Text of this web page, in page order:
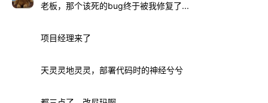
老板，那个该死的bug终于被我修复了...
项目经理来了
天灵灵地灵灵，部署代码时的神经兮兮